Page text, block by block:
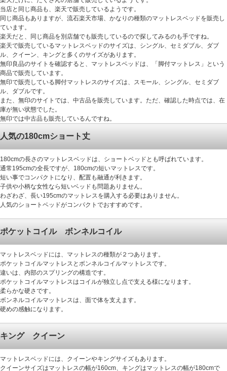
当店と同じ商品も、楽天で販売しているようです。
同じ商品もありますが、流石楽天市場、かなりの種類のマットレスベッドを販売し
ています。
楽天だと、同じ商品を別店舗でも販売しているので探してみるのも手ですね。
楽天で販売しているマットレスベッドのサイズは、シングル、セミダブル、ダブ
ル、クイーン、キングと多くのサイズがあります。
無印良品のサイトを確認すると、マットレスベッドは、「脚付マットレス」という
商品で販売しています。
無印で販売している脚付マットレスのサイズは、スモール、シングル、セミダブ
ル、ダブルです。
また、無印のサイトでは、中古品を販売しています。ただ、確認した時点では、在
庫が無い状態でした。
無印では中古品も販売しているんですね。
人気の180cmショート丈
180cmの長さのマットレスベッドは、ショートベッドとも呼ばれています。
通常195cmの全長ですが、180cmの短いマットレスです。
短い事でコンパクトになり、配置も融通が利きます。
子供や小柄な女性なら短いベッドも問題ありません。
わざわざ、長い195cmのマットレスを購入する必要はありません。
人気のショートベッドがコンパクトでおすすめです。
ポケットコイル ボンネルコイル
マットレスベッドには、マットレスの種類が２つあります。
ポケットコイルマットレスとボンネルコイルマットレスです。
違いは、内部のスプリングの構造です。
ポケットコイルマットレスはコイルが独立し点で支える様になります。
柔らかな硬さです。
ボンネルコイルマットレスは、面で体を支えます。
硬めの感触になります。
キング クイーン
マットレスベッドには、クイーンやキングサイズもあります。
クイーンサイズはマットレスの幅が160cm、キングはマットレスの幅が180cmで